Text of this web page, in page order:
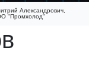
Александрович,
"Промхолод"